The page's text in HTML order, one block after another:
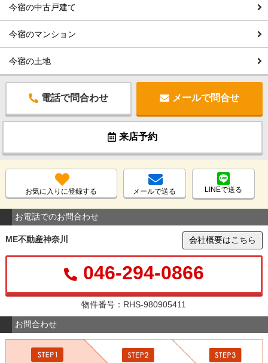
今宿の中古戸建て
今宿のマンション
今宿の土地
電話で問合わせ メールで問合せ
来店予約
お気に入りに登録する メールで送る LINEで送る
お電話でのお問合わせ
ME不動産神奈川 会社概要はこちら
046-294-0866
物件番号：RHS-980905411
お問合わせ